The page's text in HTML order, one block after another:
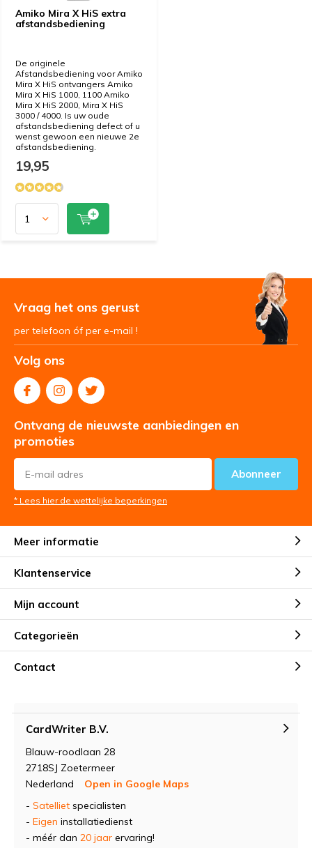
Amiko Mira X HiS extra
afstandsbediening
De originele
Afstandsbediening voor Amiko
Mira X HiS ontvangers Amiko
Mira X HiS 1000, 1100 Amiko
Mira X HiS 2000, Mira X HiS
3000 / 4000. Is uw oude
afstandsbediening defect of u
wenst gewoon een nieuwe 2e
afstandsbediening.
19,95
Vraag het ons gerust
per telefoon óf per e-mail !
Volg ons
Ontvang de nieuwste aanbiedingen en
promoties
Abonneer
* Lees hier de wettelijke beperkingen
Meer informatie
Klantenservice
Mijn account
Categorieën
Contact
CardWriter B.V.
Blauw-roodlaan 28
2718SJ Zoetermeer
Nederland
Open in Google Maps
- Satelliet specialisten
- Eigen installatiedienst
- méér dan 20 jaar ervaring!